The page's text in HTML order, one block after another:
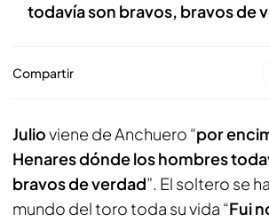
todavía son bravos, bravos de
Compartir
Julioviene de Anchuero “por
Henares dónde los hombres
bravos de verdad”. El soltero se
mundo del toro toda su vida “Fui